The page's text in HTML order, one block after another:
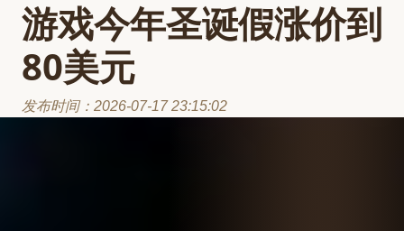
游戏今年圣诞假涨价到
80美元
发布时间：2026-07-17 23:15:02